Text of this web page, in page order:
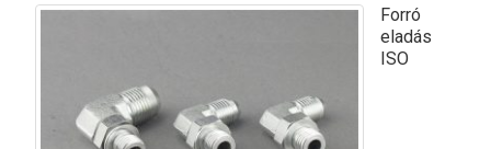
Forró
eladás
ISO